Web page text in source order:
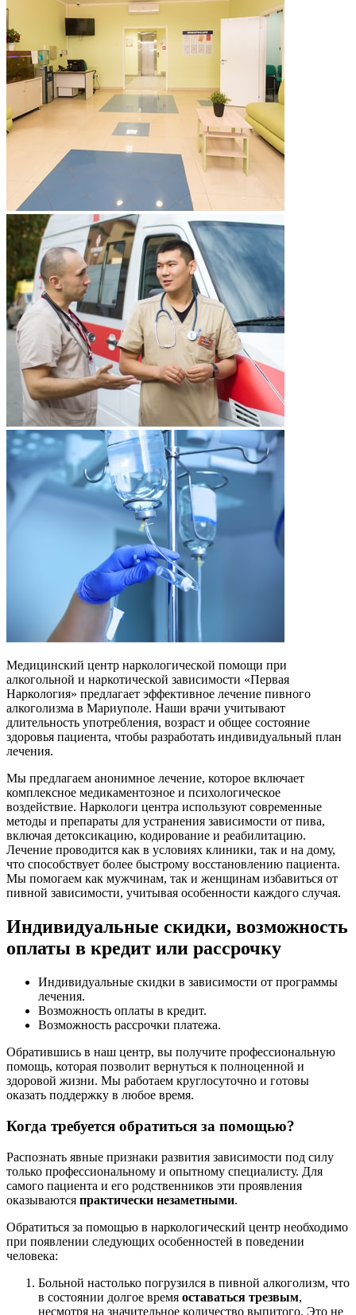
Медицинский центр наркологической помощи при
алкогольной и наркотической зависимости «Первая
Наркология» предлагает эффективное лечение пивного
алкоголизма в Мариуполе. Наши врачи учитывают
длительность употребления, возраст и общее состояние
здоровья пациента, чтобы разработать индивидуальный план
лечения.
Мы предлагаем анонимное лечение, которое включает
комплексное медикаментозное и психологическое
воздействие. Наркологи центра используют современные
методы и препараты для устранения зависимости от пива,
включая детоксикацию, кодирование и реабилитацию.
Лечение проводится как в условиях клиники, так и на дому,
что способствует более быстрому восстановлению пациента.
Мы помогаем как мужчинам, так и женщинам избавиться от
пивной зависимости, учитывая особенности каждого случая.
Индивидуальные скидки, возможность
оплаты в кредит или рассрочку
Индивидуальные скидки в зависимости от программы
лечения.
Возможность оплаты в кредит.
Возможность рассрочки платежа.
Обратившись в наш центр, вы получите профессиональную
помощь, которая позволит вернуться к полноценной и
здоровой жизни. Мы работаем круглосуточно и готовы
оказать поддержку в любое время.
Когда требуется обратиться за помощью?
Распознать явные признаки развития зависимости под силу
только профессиональному и опытному специалисту. Для
самого пациента и его родственников эти проявления
оказываются практически незаметными.
Обратиться за помощью в наркологический центр необходимо
при появлении следующих особенностей в поведении
человека:
Больной настолько погрузился в пивной алкоголизм, что
в состоянии долгое время оставаться трезвым,
несмотря на значительное количество выпитого. Это не